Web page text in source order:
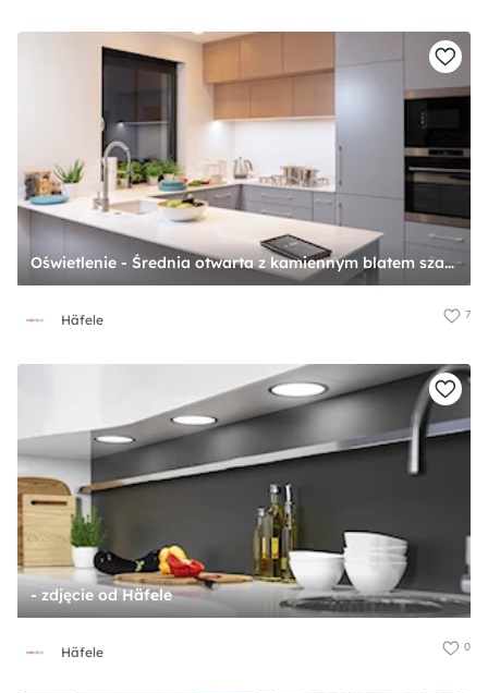
Oświetlenie - Średnia otwarta z kamiennym blatem szara z zabudowaną lodówką z podblatowym zlewozmywakiem kuchnia w kształcie litery u z oknem, styl skandynawski - zdjęcie od Häfele
Häfele 7
- zdjęcie od Häfele
Häfele 0